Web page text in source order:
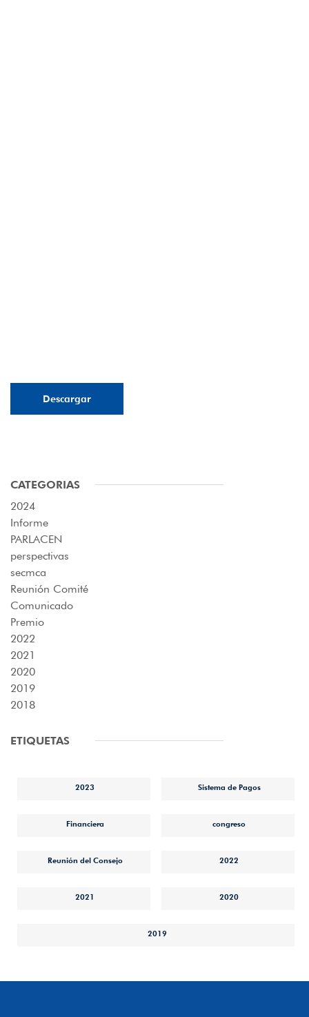
Descargar
CATEGORIAS
2024
Informe
PARLACEN
perspectivas
secmca
Reunión Comité
Comunicado
Premio
2022
2021
2020
2019
2018
ETIQUETAS
2023 Sistema de Pagos
Financiera congreso
Reunión del Consejo 2022
2021 2020
2019